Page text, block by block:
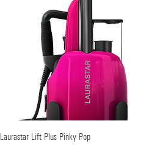
Γρήγορη προβολή
Laurastar Lift Plus Pinky Pop